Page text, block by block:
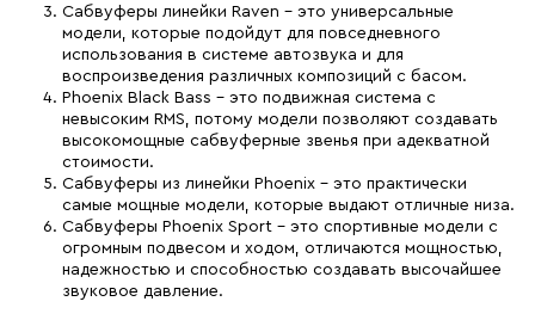
Сабвуферы линейки Raven – это универсальные
модели, которые подойдут для повседневного
использования в системе автозвука и для
воспроизведения различных композиций с басом.
Phoenix Black Bass – это подвижная система с
невысоким RMS, потому модели позволяют создавать
высокомощные сабвуферные звенья при адекватной
стоимости.
Сабвуферы из линейки Phoenix – это практически
самые мощные модели, которые выдают отличные низа.
Сабвуферы Phoenix Sport – это спортивные модели с
огромным подвесом и ходом, отличаются мощностью,
надежностью и способностью создавать высочайшее
звуковое давление.